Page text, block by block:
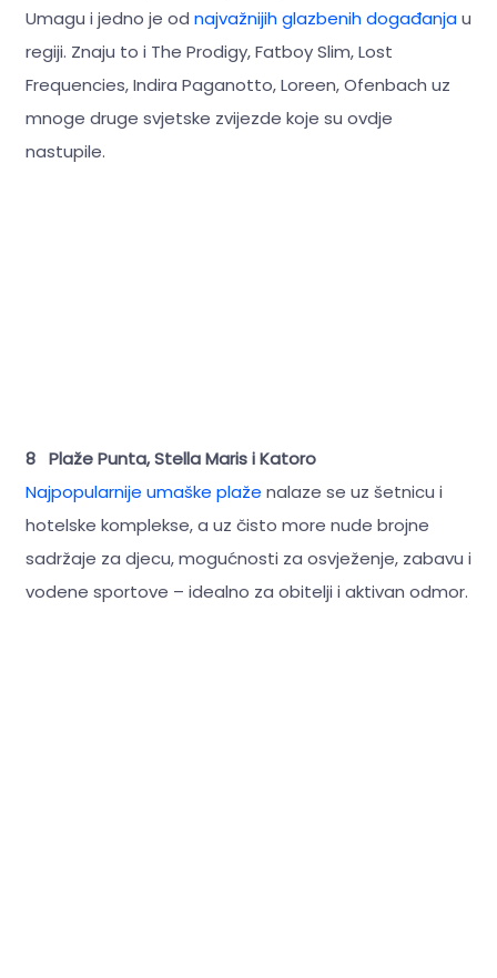
Umagu i jedno je od najvažnijih glazbenih događanjau
regiji. Znaju to i The Prodigy, Fatboy Slim, Lost
Frequencies, Indira Paganotto, Loreen, Ofenbach uz
mnoge druge svjetske zvijezde koje su ovdje
nastupile.
8 Plaže Punta, Stella Maris i Katoro
Najpopularnije umaške plaže nalaze se uz šetnicu i
hotelske komplekse, a uz čisto more nude brojne
sadržaje za djecu, mogućnosti za osvježenje, zabavu i
vodene sportove – idealno za obitelji i aktivan odmor.